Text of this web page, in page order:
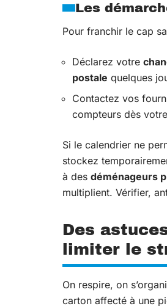
Les
Pour franchir le cap
Déclarez votre
postale quelques
Contactez vos
compteurs dès
Si le calendrier ne
stockez
à des déménageurs
multiplient. Vérifier,
Des
limiter le
On respire, on
carton affecté à une